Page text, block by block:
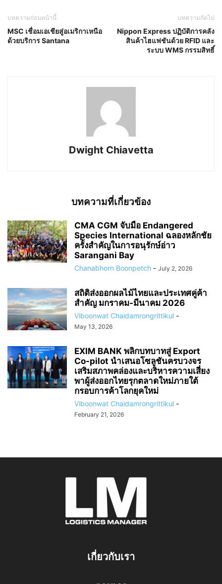
บทความก่อนหน้านี้
MSC เชื่อมเอเชียสู่อเมริกาเหนือ
ด้วยบริการ Santana
บทความถัดไป
Nippon Express ปฏิบัติการคลัง
สินค้าไฮแฟชันด้วย RFID และ
ระบบ WMS กรรมสิทธิ์
Dwight Chiavetta
บทความที่เกี่ยวข้อง
CMA CGM จับมือ Endangered
Species International ฉลองหลักชัย
ครั้งสำคัญในการอนุรักษ์อ่าว
Sarangani Bay
Chanabhorn Boonpetch - July 2, 2026
สถิติส่งออกผลไม้ไทยและประเทศคู่ค้า
สำคัญ มกราคม-มีนาคม 2026
Viboonwat Chaidamrongrittikul -
May 13, 2026
EXIM BANK พลิกบทบาทสู่ Export
Co-pilot นำเสนอโซลูชันครบวงจร
เสริมสภาพคล่องและบริหารความเสี่ยง
พาผู้ส่งออกไทยรุกตลาดใหม่ภายใต้
กรอบการค้าโลกยุคใหม่
Viboonwat Chaidamrongrittikul -
February 21, 2026
เกี่ยวกับเรา